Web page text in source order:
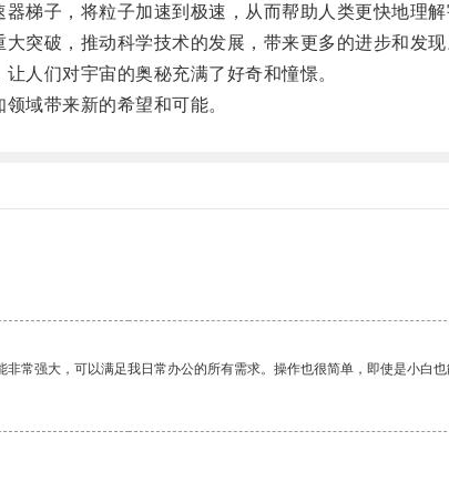
子，将粒子加速到极速，从而帮助人类更快地理解
破，推动科学技术的发展，带来更多的进步和发现
们对宇宙的奥秘充满了好奇和憧憬。
域带来新的希望和可能。
常强大，可以满足我日常办公的所有需求。操作也很简单，即使是小白也